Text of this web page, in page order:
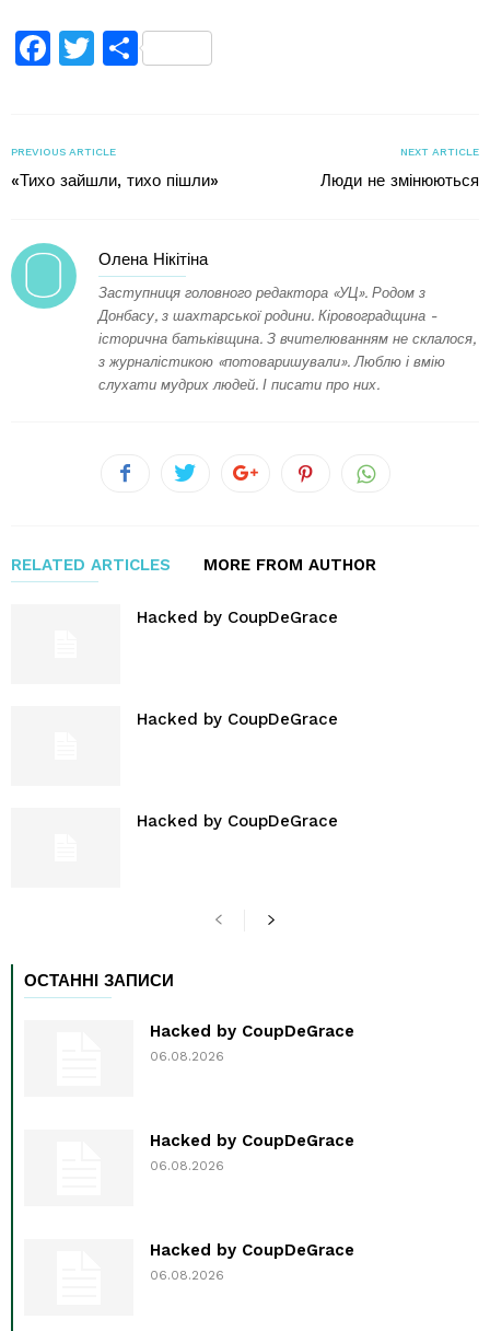
Facebook
TwitterПоділитися
PREVIOUS ARTICLE
«Тихо зайшли, тихо пішли»
NEXT ARTICLE
Люди не змінюються
Олена Нікітіна
Заступниця головного редактора «УЦ». Родом з
Донбасу, з шахтарської родини. Кіровоградщина -
історична батьківщина. З вчителюванням не склалося,
з журналістикою «потоваришували». Люблю і вмію
слухати мудрих людей. І писати про них.
RELATED ARTICLES MORE FROM AUTHOR
Hacked by CoupDeGrace
Hacked by CoupDeGrace
Hacked by CoupDeGrace
ОСТАННІ ЗАПИСИ
Hacked by CoupDeGrace
06.08.2026
Hacked by CoupDeGrace
06.08.2026
Hacked by CoupDeGrace
06.08.2026